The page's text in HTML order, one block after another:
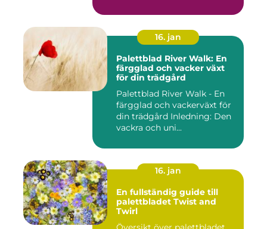
16. jan
Palettblad River Walk: En
färgglad och vacker växt
för din trädgård
Palettblad River Walk - En
färgglad och vackerväxt för
din trädgård Inledning: Den
vackra och uni...
16. jan
En fullständig guide till
palettbladet Twist and
Twirl